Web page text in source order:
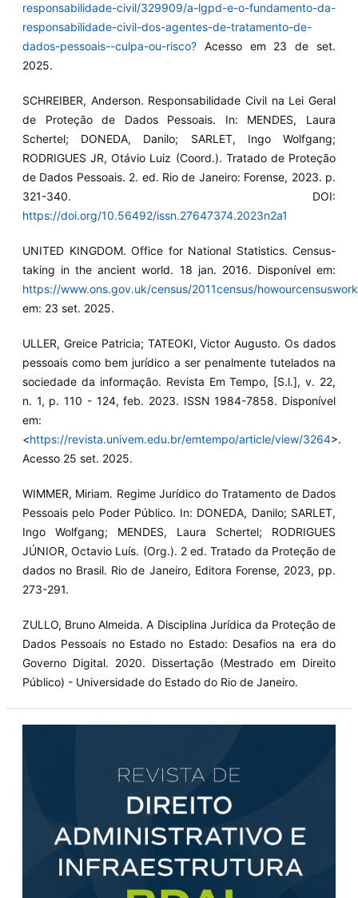
responsabilidade-civil/329909/a-lgpd-e-o-fundamento-da-
responsabilidade-civil-dos-agentes-de-tratamento-de-
dados-pessoais--culpa-ou-risco? Acesso em 23 de set.
2025.
SCHREIBER, Anderson. Responsabilidade Civil na Lei Geral
de Proteção de Dados Pessoais. In: MENDES, Laura
Schertel; DONEDA, Danilo; SARLET, Ingo Wolfgang;
RODRIGUES JR, Otávio Luiz (Coord.). Tratado de Proteção
de Dados Pessoais. 2. ed. Rio de Janeiro: Forense, 2023. p.
321-340. DOI:
https://doi.org/10.56492/issn.27647374.2023n2a1
UNITED KINGDOM. Office for National Statistics. Census-
taking in the ancient world. 18 jan. 2016. Disponível em:
https://www.ons.gov.uk/census/2011census/
em: 23 set. 2025.
ULLER, Greice Patricia; TATEOKI, Victor Augusto. Os dados
pessoais como bem jurídico a ser penalmente tutelados na
sociedade da informação. Revista Em Tempo, [S.l.], v. 22,
n. 1, p. 110 - 124, feb. 2023. ISSN 1984-7858. Disponível
em:
<https://revista.univem.edu.br/emtempo/article/view/3264>.
Acesso 25 set. 2025.
WIMMER, Miriam. Regime Jurídico do Tratamento de Dados
Pessoais pelo Poder Público. In: DONEDA, Danilo; SARLET,
Ingo Wolfgang; MENDES, Laura Schertel; RODRIGUES
JÚNIOR, Octavio Luís. (Org.). 2 ed. Tratado da Proteção de
dados no Brasil. Rio de Janeiro, Editora Forense, 2023, pp.
273-291.
ZULLO, Bruno Almeida. A Disciplina Jurídica da Proteção de
Dados Pessoais no Estado no Estado: Desafios na era do
Governo Digital. 2020. Dissertação (Mestrado em Direito
Público) - Universidade do Estado do Rio de Janeiro.